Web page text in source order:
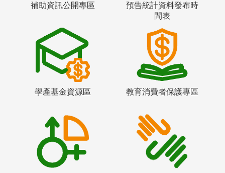
補助資訊公開專區
預告統計資料發布時
間表
學產基金資源區 教育消費者保護專區